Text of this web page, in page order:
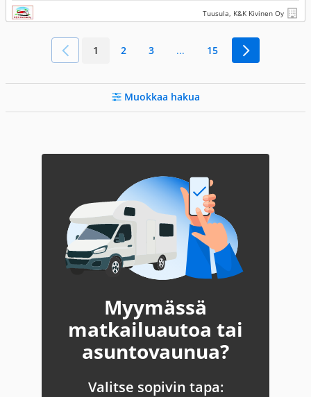
Tuusula, K&K Kivinen Oy
1 2 3 ... 15
Muokkaa hakua
Myymässä
matkailuautoa tai
asuntovaunua?
Valitse sopivin tapa: